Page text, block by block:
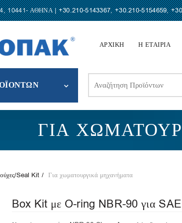
10441- ΑΘΗΝΑ |+30.210-5143367,+30.210-5154659,
ΑΡΧΙΚΗ Η ΕΤΑΙΡΙΑ
for:
ΓΙΑ
Seal Kit Για χωματουργικά μηχανήματα
Box Kit με O-ring NBR-90 για